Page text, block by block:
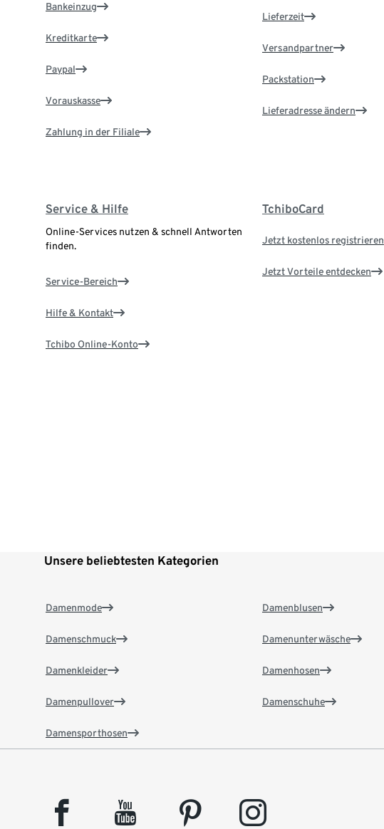
Bankeinzug
Kreditkarte
Paypal
Vorauskasse
Zahlung in der Filiale
Lieferzeit
Versandpartner
Packstation
Lieferadresse ändern
Service & Hilfe
Online-Services nutzen & schnell Antworten
finden.
Service-Bereich
Hilfe & Kontakt
Tchibo Online-Konto
TchiboCard
Jetzt kostenlos registrieren
Jetzt Vorteile entdecken
Unsere beliebtesten Kategorien
Damenmode
Damenschmuck
Damenkleider
Damenpullover
Damensporthosen
Damenblusen
Damenunterwäsche
Damenhosen
Damenschuhe
facebook youtube pinterest instagram